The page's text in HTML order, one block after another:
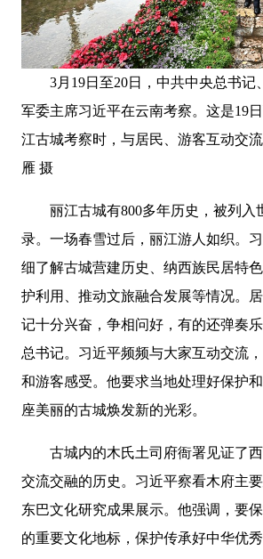
3月19日至20日，中共中央总书记
军委主席习近平在云南考察。这是19
江古城考察时，与居民、游客互动交
雁 摄
丽江古城有800多年历史，被列入
录。一场春雪过后，丽江游人如织。
细了解古城营建历史、纳西族民居特
护利用、推动文旅融合发展等情况。
记十分兴奋，争相问好，有的还弹奏
总书记。习近平频频与大家互动交流
和游客感受。他要求当地处理好保护
座美丽的古城焕发新的光彩。
古城内的木氏土司府衙署见证了西
交流交融的历史。习近平察看木府主
东巴文化研究成果展示。他强调，要
的重要文化地标，保护传承好中华优